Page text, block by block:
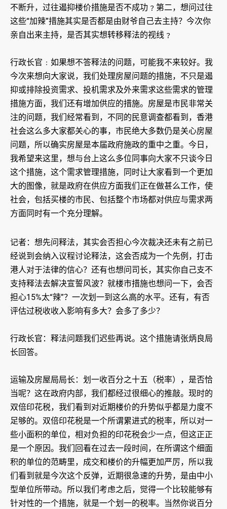
不断升，过往遏抑楼价措施是否不成功﹖第二，想问过往
这些“加辣”措施其实是否都是由财爷自己去主持？今次你
亲自出来主持，是否其实想转移释法的视线﹖
行政长官﹕如果想不答释法的问题，可能我不来较好。我
今次来想向大家说，我们处理房屋问题的措施，不只是遏
抑或排除投资需求、投机需求及外来需求这些需求的管理
措施方面，我们还有增加供应的措施。房屋是市民非常关
注的问题，我们经常看到，不同的民意调查都看到，香港
社会这么多大家都关心的事，市民绝大多数仍是关心房屋
问题，所以确实房屋是本届政府施政的重中之重。今日，
我希望来这里，想与台上这么多位同事向大家不只谈今日
这个措施，这个需求管理措施，同时让大家看到一个更加
大的图像，就是政府在供应方面我们正在做甚么工作，使
社会，包括买楼的市民、包括整个市场都对供应与需求两
方面同时有一个充分理解。
记者：想先问释法，其实会否担心今次裁决还未有之前已
经说到会纳入议程讨论释法，这会否成为一个先例，打击
港人对于法律的信心？还有也想问司长，其实你自己支不
支持释法去解决宣誓风波？就楼市措施也想问一下，会否
担心15%太“辣”？一次划一到这么高的水平。还有，有否
评估过税收收入影响有多大？会多了多少？
行政长官：释法问题我们迟些再说。这个措施请张炳良局
长回答。
运输及房屋局局长：划一收百分之十五（税率），是否恰
当呢？这在政府内部，我们都经过很细心的推敲。现时的
双倍印花税，我们看到对近期楼价的升势似乎都是力度不
足够的。双倍印花税是一个所谓累进式的税率，所以对一
些小面积的单位，相对负担的印花税会少一点，但这正正
是一个原因。我们回看在过去一段时间，在所谓这个细面
积的单位的范畴里，成交和楼价的升幅更加严厉，所以我
们看到就是今次这个反弹，近期很急速的升势，是由中小
型单位所带动。所以我们考虑之后，觉得一个比较能够有
针对性的一个措施，就是一个划一的税率。当然你说百分